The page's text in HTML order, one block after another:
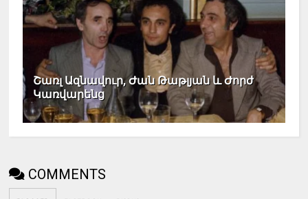
Շառլ Ազնավուր, Ժան Թաթլյան և Ժորժ
Կառվարենց
COMMENTS